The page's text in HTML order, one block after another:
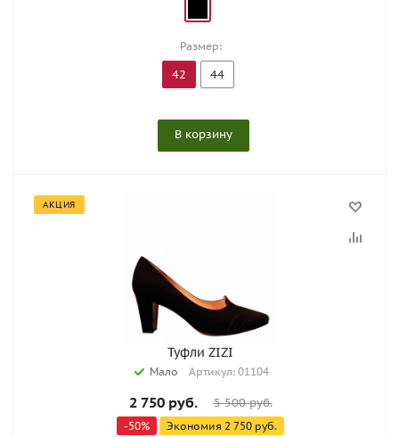
Размер:
42 44
В корзину
АКЦИЯ
Туфли ZIZI
Мало Артикул: 01104
2 750руб. 5 500руб.
-50% Экономия 2 750 руб.